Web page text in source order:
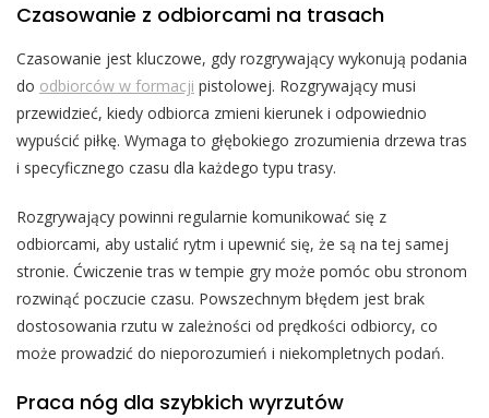
Czasowanie z odbiorcami na trasach
Czasowanie jest kluczowe, gdy rozgrywający wykonują podania
do odbiorców w formacji pistolowej. Rozgrywający musi
przewidzieć, kiedy odbiorca zmieni kierunek i odpowiednio
wypuścić piłkę. Wymaga to głębokiego zrozumienia drzewa tras
i specyficznego czasu dla każdego typu trasy.
Rozgrywający powinni regularnie komunikować się z
odbiorcami, aby ustalić rytm i upewnić się, że są na tej samej
stronie. Ćwiczenie tras w tempie gry może pomóc obu stronom
rozwinąć poczucie czasu. Powszechnym błędem jest brak
dostosowania rzutu w zależności od prędkości odbiorcy, co
może prowadzić do nieporozumień i niekompletnych podań.
Praca nóg dla szybkich wyrzutów